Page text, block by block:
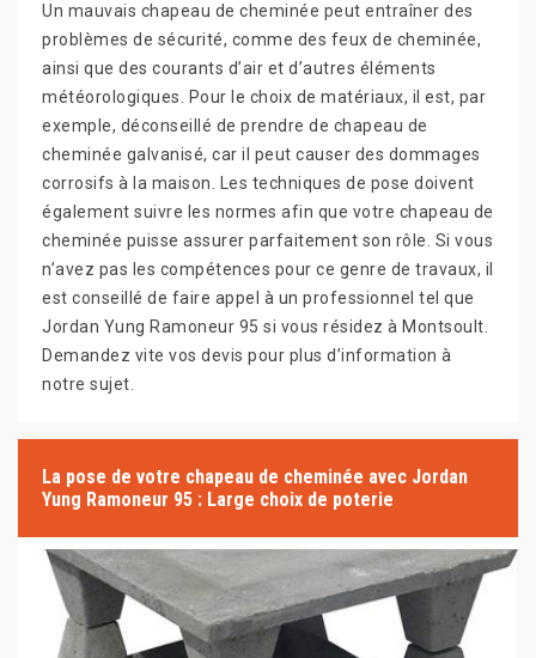
Un mauvais chapeau de cheminée peut entraîner des
problèmes de sécurité, comme des feux de cheminée,
ainsi que des courants d’air et d’autres éléments
météorologiques. Pour le choix de matériaux, il est, par
exemple, déconseillé de prendre de chapeau de
cheminée galvanisé, car il peut causer des dommages
corrosifs à la maison. Les techniques de pose doivent
également suivre les normes afin que votre chapeau de
cheminée puisse assurer parfaitement son rôle. Si vous
n’avez pas les compétences pour ce genre de travaux, il
est conseillé de faire appel à un professionnel tel que
Jordan Yung Ramoneur 95 si vous résidez à Montsoult.
Demandez vite vos devis pour plus d’information à
notre sujet.
La pose de votre chapeau de cheminée avec Jordan
Yung Ramoneur 95 : Large choix de poterie